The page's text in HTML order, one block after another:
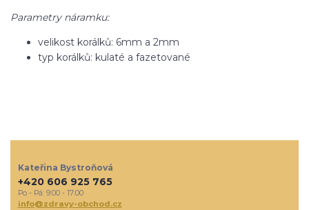
Parametry náramku:
velikost korálků: 6mm a 2mm
typ korálků: kulaté a fazetované
Kateřina Bystroňová
+420 606 925 765
Po - Pá: 9:00 - 17:00
info@zdravy-obchod.cz